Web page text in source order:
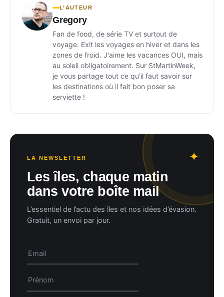
L’AUTEUR
Gregory
Fan de food, de série TV et surtout de
voyage. Exit les voyages en hiver et dans les
zones de froid. J'aime les vacances OUI, mais
au soleil obligatoirement. Sur StMartinWeek,
je vous partage tout ce qu'il faut savoir sur
les destinations où il fait bon poser sa
serviette !
LA NEWSLETTER
Les îles, chaque matin
dans votre boîte mail
L’essentiel de l’actu des îles et nos idées d’évasion.
Gratuit, un envoi par jour.